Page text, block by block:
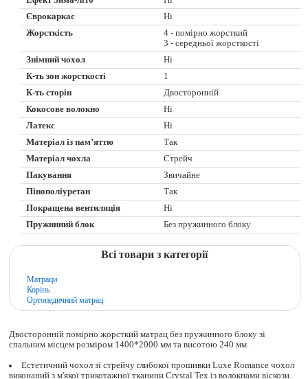
Єврокаркас
Ні
Жорсткість
4 - помірно жорсткий
3 - середньої жорсткості
Знімний чохол
Ні
К-ть зон жорсткості
1
К-ть сторін
Двосторонній
Кокосове волокно
Ні
Латекс
Ні
Матеріал із пам’яттю
Так
Матеріал чохла
Стрейч
Пакування
Звичайне
Пінополіуретан
Так
Покращена вентиляція
Ні
Пружинний блок
Без пружинного блоку
Всі товари з категорії
Матраци
Корінь
Ортопедичний матрац
Двосторонній помірно жорсткий матрац без пружинного блоку зі
спальним місцем розміром 1400*2000 мм та висотою 240 мм.
Естетичний чохол зі стрейчу глибокої прошивки Luxe Romance чохол
виконаний з м'якої трикотажної тканини Crystal Tex із волокнами віскози.